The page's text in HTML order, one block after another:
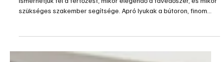
1 nappal ezelőtt 5 perc olvasás